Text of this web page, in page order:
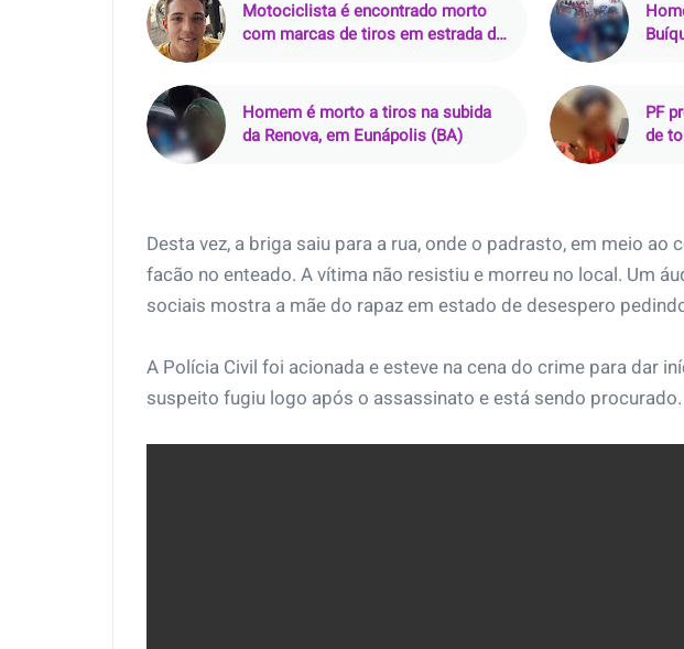
Motociclista é encontrado morto
com marcas de tiros em estrada de
Homem é morto a tiros na subida
da Renova, em Eunápolis (BA)
PF
de
Desta vez, a briga saiu para a rua, onde o padrasto, em meio
facão no enteado. A vítima não resistiu e morreu no local. Um
sociais mostra a mãe do rapaz em estado de desespero
A Polícia Civil foi acionada e esteve na cena do crime para dar
suspeito fugiu logo após o assassinato e está sendo procurado.